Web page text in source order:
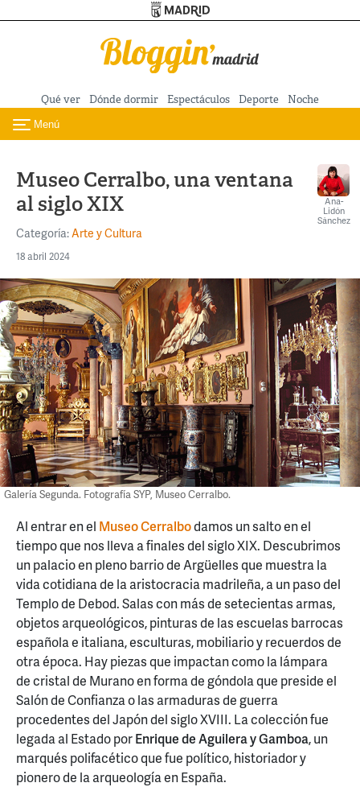
Pasar al contenido principal
Qué ver Dónde dormir Espectáculos Deporte Noche
Toggle navigation
Menú
Museo Cerralbo, una ventana
al siglo XIX
Categoría:Arte y Cultura
18 abril 2024
Ana-
Lidón
Sánchez
Galería Segunda. Fotografía SYP, Museo Cerralbo.
Al entrar en el Museo Cerralbodamos un salto en el
tiempo que nos lleva a finales del siglo XIX. Descubrimos
un palacio en pleno barrio de Argüelles que muestra la
vida cotidiana de la aristocracia madrileña, a un paso del
Templo de Debod. Salas con más de setecientas armas,
objetos arqueológicos, pinturas de las escuelas barrocas
española e italiana, esculturas, mobiliario y recuerdos de
otra época. Hay piezas que impactan como la lámpara
de cristal de Murano en forma de góndola que preside el
Salón de Confianza o las armaduras de guerra
procedentes del Japón del siglo XVIII. La colección fue
legada al Estado porEnrique de Aguilera y Gamboa, un
marqués polifacético que fue político, historiador y
pionero de la arqueología en España.